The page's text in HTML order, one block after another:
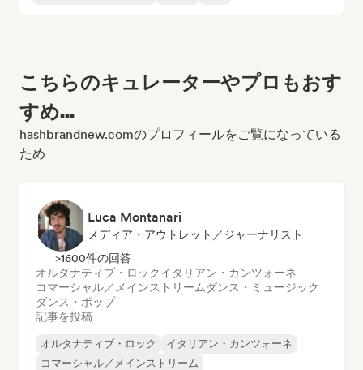
こちらのキュレーターやプロもおす
すめ...
hashbrandnew.comのプロフィールをご覧になっている
ため
Luca Montanari
メディア・アウトレット／ジャーナリスト
>1600件の回答
オルタナティブ・ロックイタリアン・カンツォーネ
コマーシャル／メインストリーム ダンス・ミュージック
ダンス・ポップ
記事を投稿
オルタナティブ・ロック
イタリアン・カンツォーネ
コマーシャル／メインストリーム